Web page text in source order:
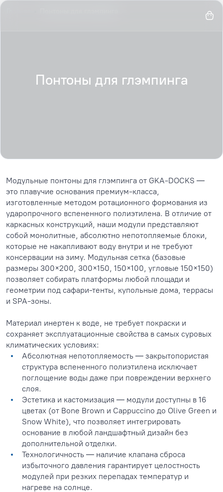
Понтоны для глэмпинга
Модульные понтоны для глэмпинга от GKA-DOCKS —
это плавучие основания премиум-класса,
изготовленные методом ротационного формования из
ударопрочного вспененного полиэтилена. В отличие от
каркасных конструкций, наши модули представляют
собой монолитные, абсолютно непотопляемые блоки,
которые не накапливают воду внутри и не требуют
консервации на зиму. Модульная сетка (базовые
размеры 300×200, 300×150, 150×100, угловые 150×150)
позволяет собирать платформы любой площади и
геометрии под сафари-тенты, купольные дома, террасы
и SPA-зоны.
Материал инертен к воде, не требует покраски и
сохраняет эксплуатационные свойства в самых суровых
климатических условиях:
Абсолютная непотопляемость — закрытопористая
структура вспененного полиэтилена исключает
поглощение воды даже при повреждении верхнего
слоя.
Эстетика и кастомизация — модули доступны в 16
цветах (от Bone Brown и Cappuccino до Olive Green и
Snow White), что позволяет интегрировать
основание в любой ландшафтный дизайн без
дополнительной отделки.
Технологичность — наличие клапана сброса
избыточного давления гарантирует целостность
модулей при резких перепадах температур и
нагреве на солнце.